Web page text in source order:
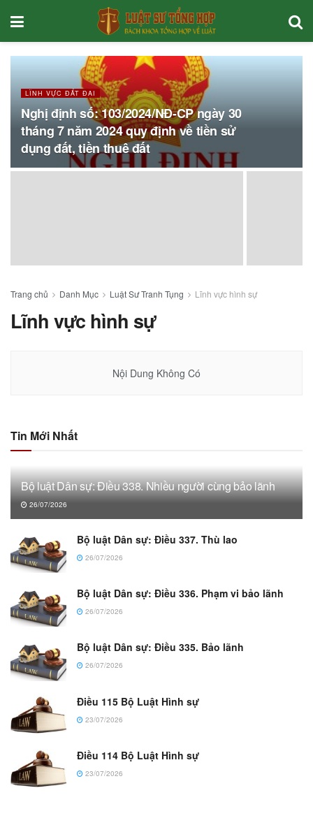
LĨNH VỰC ĐẤT ĐAI
Nghị định số: 103/2024/NĐ-CP ngày 30
tháng 7 năm 2024 quy định về tiền sử
dụng đất, tiền thuê đất
Trang chủ Danh Mục Luật Sư Tranh Tụng Lĩnh vực hình sự
Lĩnh vực hình sự
Nội Dung Không Có
Tin Mới Nhất
Bộ luật Dân sự: Điều 338. Nhiều người cùng bảo lãnh
26/07/2026
Bộ luật Dân sự: Điều 337. Thù lao
26/07/2026
Bộ luật Dân sự: Điều 336. Phạm vi bảo lãnh
26/07/2026
Bộ luật Dân sự: Điều 335. Bảo lãnh
26/07/2026
Điều 115 Bộ Luật Hình sự
23/07/2026
Điều 114 Bộ Luật Hình sự
23/07/2026